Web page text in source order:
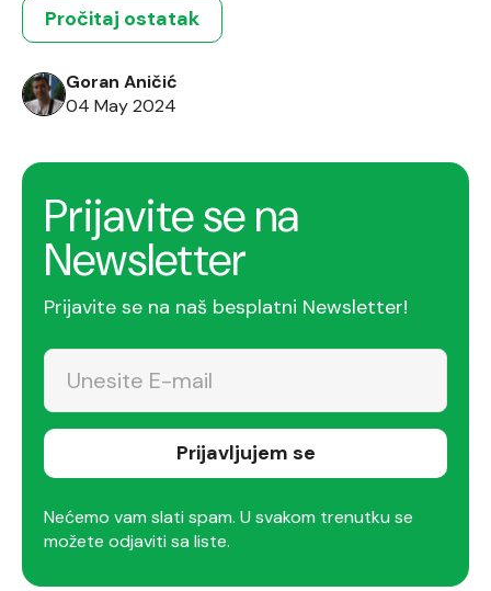
pristup rešavanju problema, kao i kolaboraciju sa
kolegama iz tima. Izučavanjem relevantne
literature se mogu steći nova znanja koja
unapređuju ove veštine. Izdvojili smo za vas 5 […]
Pročitaj ostatak
Goran Aničić
04 May 2024
Prijavite se na
Newsletter
Prijavite se na naš besplatni Newsletter!
Prijavljujem se
Nećemo vam slati spam. U svakom trenutku se
možete odjaviti sa liste.